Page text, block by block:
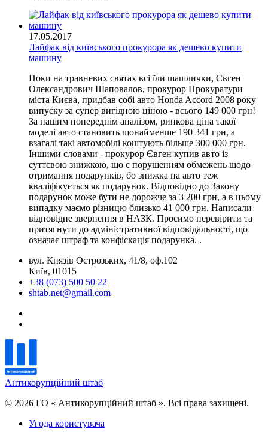
17.05.2017
Лайфак від київського прокурора як дешево купити
машину
Поки на травневих святах всі їли шашлички, Євген
Олександрович Шаповалов, прокурор Прокуратури
міста Києва, придбав собі авто Honda Accord 2008 року
випуску за супер вигідною ціною - всього 149 000 грн!
За нашим попереднім аналізом, ринкова ціна такої
моделі авто становить щонайменше 190 341 грн, а
взагалі такі автомобілі коштують більше 300 000 грн.
Іншими словами - прокурор Євген купив авто із
суттєвою знижкою, що є порушенням обмежень щодо
отримання подарунків, бо знижка на авто теж
кваліфікується як подарунок. Відповідно до Закону
подарунок може бути не дорожче за 3 200 грн, а в цьому
випадку маємо різницю близько 41 000 грн. Написали
відповідне звернення в НАЗК. Просимо перевірити та
притягнути до адміністративної відповідальності, що
означає штраф та конфіскація подарунка. .
вул. Князів Острозьких, 41/8, оф.102
Київ, 01015
+38 (073) 500 50 22
shtab.net@gmail.com
Антикорупційний штаб
© 2026 ГО « Антикорупційний штаб ». Всі права захищені.
Угода користувача